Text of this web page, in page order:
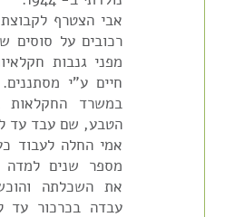
אבי הצטרף
רכובים על סוסים
מפני גנבות
חיים ע"י
במשרד החקלאות
הטבע, שם עבד עד
אמי החלה לעבוד
מספר שנים למדה
את השכלתה